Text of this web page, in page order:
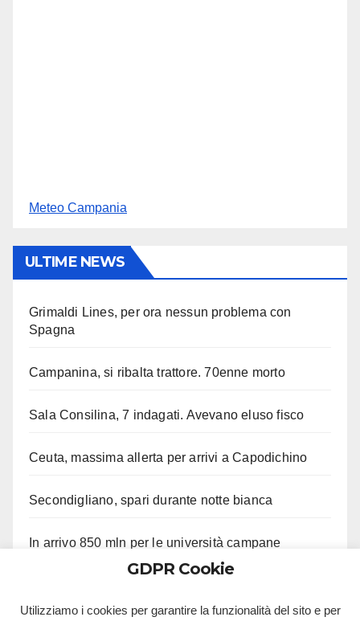
Meteo Campania
ULTIME NEWS
Grimaldi Lines, per ora nessun problema con
Spagna
Campanina, si ribalta trattore. 70enne morto
Sala Consilina, 7 indagati. Avevano eluso fisco
Ceuta, massima allerta per arrivi a Capodichino
Secondigliano, spari durante notte bianca
In arrivo 850 mln per le università campane
GDPR Cookie
Utilizziamo i cookies per garantire la funzionalità del sito e per